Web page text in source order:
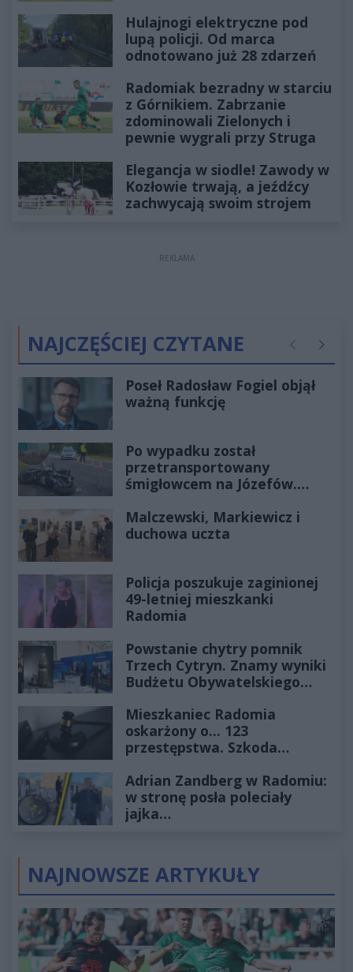
Hulajnogi elektryczne pod
lupą policji. Od marca
odnotowano już 28 zdarzeń
Radomiak bezradny w starciu
z Górnikiem. Zabrzanie
zdominowali Zielonych i
pewnie wygrali przy Struga
Elegancja w siodle! Zawody w
Kozłowie trwają, a jeźdźcy
zachwycają swoim strojem
REKLAMA
NAJCZĘŚCIEJ CZYTANE Poprzednie
Poseł Radosław Fogiel objął
ważną funkcję
Po wypadku został
przetransportowany
śmigłowcem na Józefów.
Malczewski, Markiewicz i
duchowa uczta
Policja poszukuje zaginionej
49-letniej mieszkanki
Radomia
Powstanie chytry pomnik
Trzech Cytryn. Znamy wyniki
Budżetu Obywatelskiego
Mieszkaniec Radomia
oskarżony o... 123
przestępstwa. Szkoda
złotych
Adrian Zandberg w Radomiu:
w stronę posła poleciały
jajka…
NAJNOWSZE ARTYKUŁY